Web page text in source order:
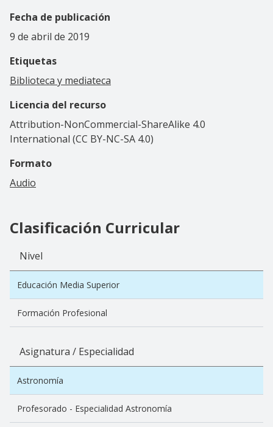
Fecha de publicación
9 de abril de 2019
Etiquetas
Biblioteca y mediateca
Licencia del recurso
Attribution-NonCommercial-ShareAlike 4.0
International (CC BY-NC-SA 4.0)
Formato
Audio
Clasificación Curricular
Nivel
Educación Media Superior
Formación Profesional
Asignatura / Especialidad
Astronomía
Profesorado - Especialidad Astronomía